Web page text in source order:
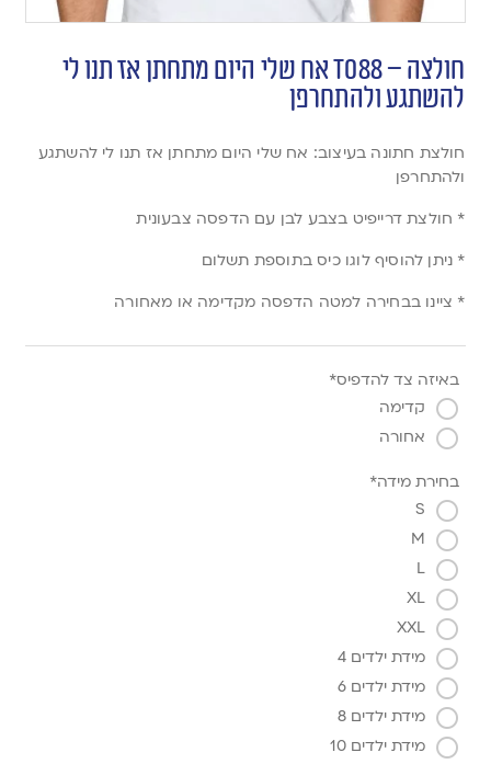
חולצה – T088 אח שלי היום מתחתן אז תנו לי
להשתגע ולהתחרפן
חולצת חתונה בעיצוב: אח שלי היום מתחתן אז תנו לי להשתגע
ולהתחרפן
* חולצת דרייפיט בצבע לבן עם הדפסה צבעונית
* ניתן להוסיף לוגו כיס בתוספת תשלום
* ציינו בבחירה למטה הדפסה מקדימה או מאחורה
באיזה צד להדפיס*
קדימה
אחורה
בחירת מידה*
S
M
L
XL
XXL
מידת ילדים 4
מידת ילדים 6
מידת ילדים 8
מידת ילדים 10